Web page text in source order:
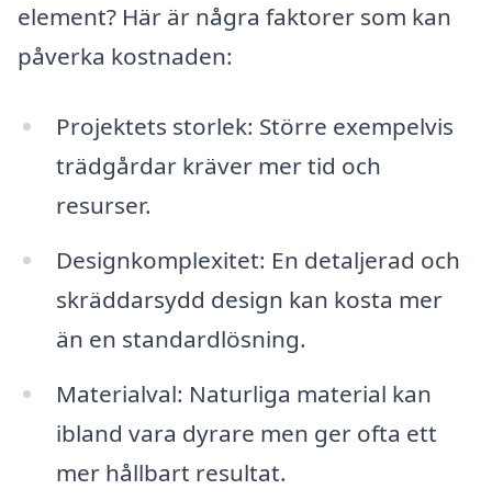
element? Här är några faktorer som kan
påverka kostnaden:
Projektets storlek: Större exempelvis
trädgårdar kräver mer tid och
resurser.
Designkomplexitet: En detaljerad och
skräddarsydd design kan kosta mer
än en standardlösning.
Materialval: Naturliga material kan
ibland vara dyrare men ger ofta ett
mer hållbart resultat.